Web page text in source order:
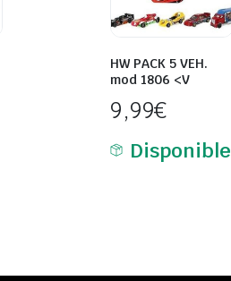
HW PACK 5 VEH.
mod 1806 <V
9,99€
Disponible